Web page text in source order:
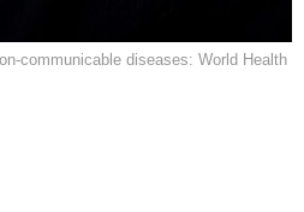
communicable diseases: World Health